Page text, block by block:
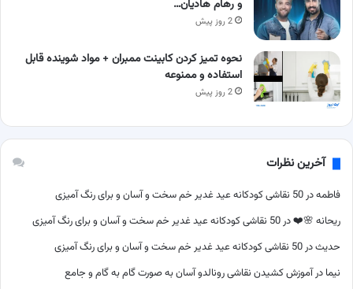
و رهام هادیان…
2 روز پیش
نحوه تمیز کردن کابینت ممبران + مواد شوینده قابل
استفاده و ممنوعه
2 روز پیش
آخرین نظرات
فاطمهدر50 نقاشی کودکانه عید غدیر خم سخت و آسان و برای رنگ آمیزی
ریحانه 🌸❤️در50 نقاشی کودکانه عید غدیر خم سخت و آسان و برای رنگ آمیزی
حدیثدر50 نقاشی کودکانه عید غدیر خم سخت و آسان و برای رنگ آمیزی
نیما درآموزش کشیدن نقاشی رونالدو آسان به صورت گام به گام و جامع